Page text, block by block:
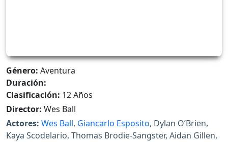
Género: Aventura
Duración:
Clasificación: 12 Años
Director: Wes Ball
Actores: Wes Ball, Giancarlo Esposito, Dylan O’Brien,
Kaya Scodelario, Thomas Brodie-Sangster, Aidan Gillen,